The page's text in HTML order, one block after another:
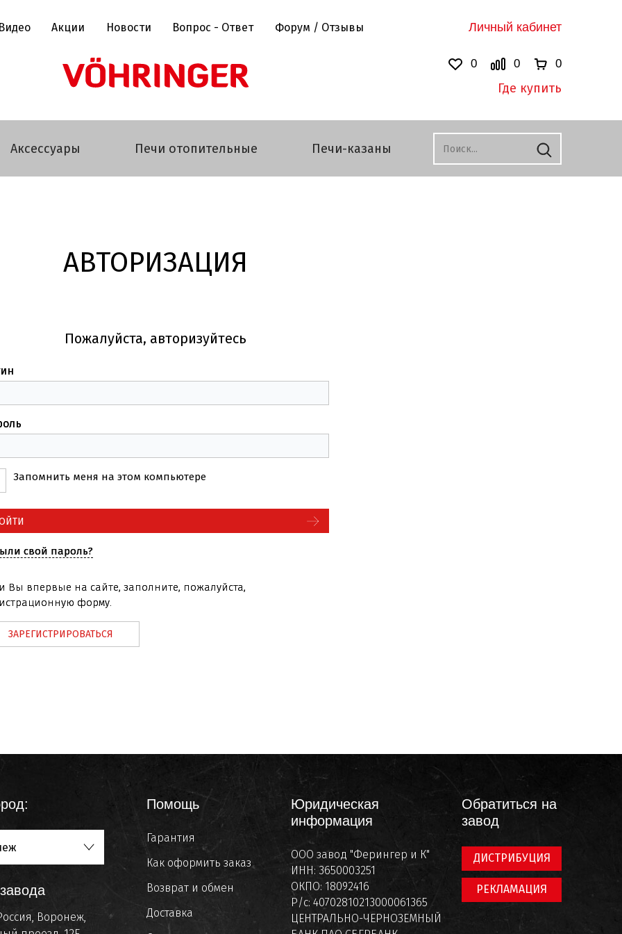
Видео Акции Новости Вопрос - Ответ Форум / Отзывы Личный кабинет
0 0 0
Где купить
Аксессуары Печи отопительные Печи-казаны
АВТОРИЗАЦИЯ
Пожалуйста, авторизуйтесь
Запомнить меня на этом компьютере
свой пароль?
Вы впервые на сайте, заполните, пожалуйста,
форму.
ЗАРЕГИСТРИРОВАТЬСЯ
Воронеж,
Помощь
Гарантия
Как оформить заказ
Возврат и обмен
Доставка
Юридическая
информация
ООО завод "Ферингер и К"
ИНН: 3650003251
ОКПО: 18092416
Р/с: 40702810213000061365
ЦЕНТРАЛЬНО-ЧЕРНОЗЕМНЫЙ
Обратиться на
завод
ДИСТРИБУЦИЯ
РЕКЛАМАЦИЯ